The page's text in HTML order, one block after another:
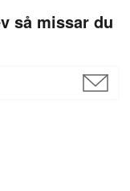
så missar du